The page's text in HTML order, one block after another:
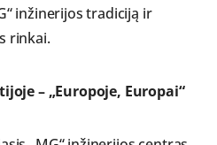
inžinerijos tradiciją ir
rinkai.
– „Europoje, Europai“